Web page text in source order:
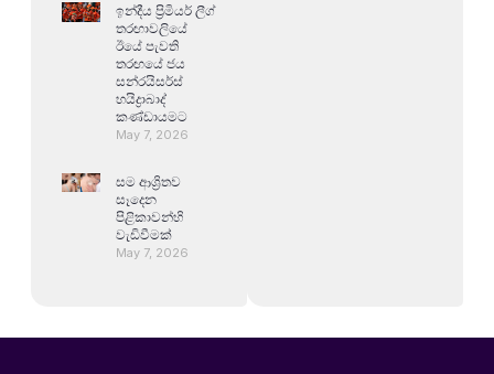
ඉන්දීය ප්‍රිමියර් ලීග්
තරඟාවලියේ
ඊයේ පැවති
තරඟයේ ජය
සන්රයිසර්ස්
හයිද්‍රාබාද්
කණ්ඩායමට
May 7, 2026
සම ආශ්‍රිතව
සෑදෙන
පිළිකාවන්හි
වැඩිවීමක්
May 7, 2026